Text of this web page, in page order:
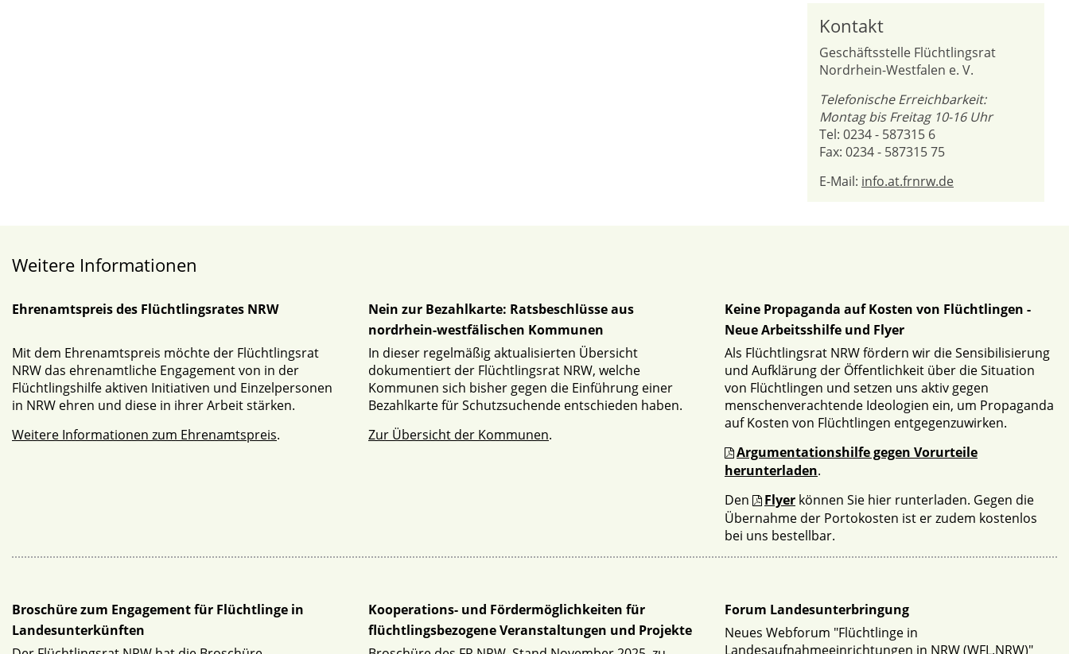
Kontakt
Geschäftsstelle Flüchtlingsrat
Nordrhein-Westfalen e. V.
Telefonische Erreichbarkeit:
Montag bis Freitag 10-16 Uhr
Tel: 0234 - 587315 6
Fax: 0234 - 587315 75
E-Mail: info.at.frnrw.de
Weitere Informationen
Ehrenamtspreis des Flüchtlingsrates NRW
Mit dem Ehrenamtspreis möchte der Flüchtlingsrat
NRW das ehrenamtliche Engagement von in der
Flüchtlingshilfe aktiven Initiativen und Einzelpersonen
in NRW ehren und diese in ihrer Arbeit stärken.
Weitere Informationen zum Ehrenamtspreis.
Nein zur Bezahlkarte: Ratsbeschlüsse aus
nordrhein-westfälischen Kommunen
In dieser regelmäßig aktualisierten Übersicht
dokumentiert der Flüchtlingsrat NRW, welche
Kommunen sich bisher gegen die Einführung einer
Bezahlkarte für Schutzsuchende entschieden haben.
Zur Übersicht der Kommunen.
Keine Propaganda auf Kosten von Flüchtlingen -
Neue Arbeitsshilfe und Flyer
Als Flüchtlingsrat NRW fördern wir die Sensibilisierung
und Aufklärung der Öffentlichkeit über die Situation
von Flüchtlingen und setzen uns aktiv gegen
menschenverachtende Ideologien ein, um Propaganda
auf Kosten von Flüchtlingen entgegenzuwirken.
Argumentationshilfe gegen Vorurteile
herunterladen.
Den
Flyer können Sie hier runterladen. Gegen die
Übernahme der Portokosten ist er zudem kostenlos
bei uns bestellbar.
Broschüre zum Engagement für Flüchtlinge in
Landesunterkünften
Kooperations- und Fördermöglichkeiten für
flüchtlingsbezogene Veranstaltungen und Projekte
Forum Landesunterbringung
Neues Webforum "Flüchtlinge in
Landesaufnahmeeinrichtungen in NRW (WFL.NRW)"